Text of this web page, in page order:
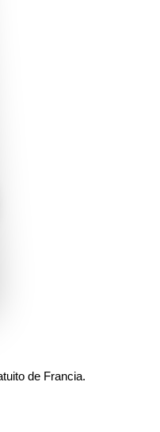
de Francia.